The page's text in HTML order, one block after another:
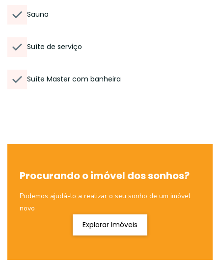
Sauna
Suíte de serviço
Suíte Master com banheira
Procurando o imóvel dos sonhos?
Podemos ajudá-lo a realizar o seu sonho de um imóvel
novo
Explorar Imóveis